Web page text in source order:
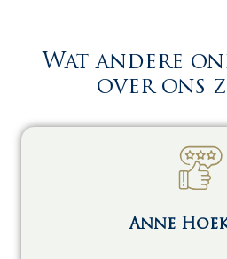
Wat andere
over ons
Anne